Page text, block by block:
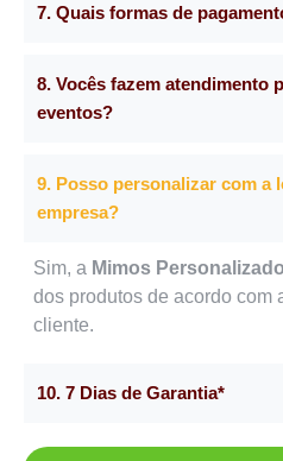
7. Quais formas de
8. Vocês fazem atendimento
eventos?
9. Posso personalizar com a
empresa?
Sim, a Mimos
dos produtos de acordo com
cliente.
10. 7 Dias de Garantia*